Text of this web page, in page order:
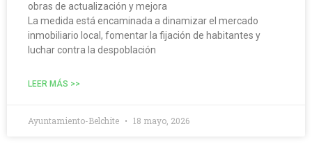
obras de actualización y mejora
La medida está encaminada a dinamizar el mercado
inmobiliario local, fomentar la fijación de habitantes y
luchar contra la despoblación
LEER MÁS >>
Ayuntamiento-Belchite 18 mayo, 2026